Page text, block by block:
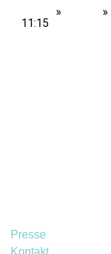
» »
11:15
Presse
Kontakt